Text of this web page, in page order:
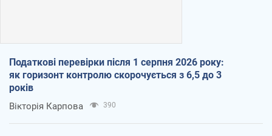
Податкові перевірки після 1 серпня 2026 року:
як горизонт контролю скорочується з 6,5 до 3
років
Вікторія Карпова 390